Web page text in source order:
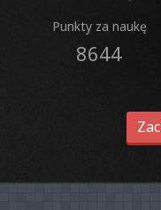
Punkty za naukę
8644